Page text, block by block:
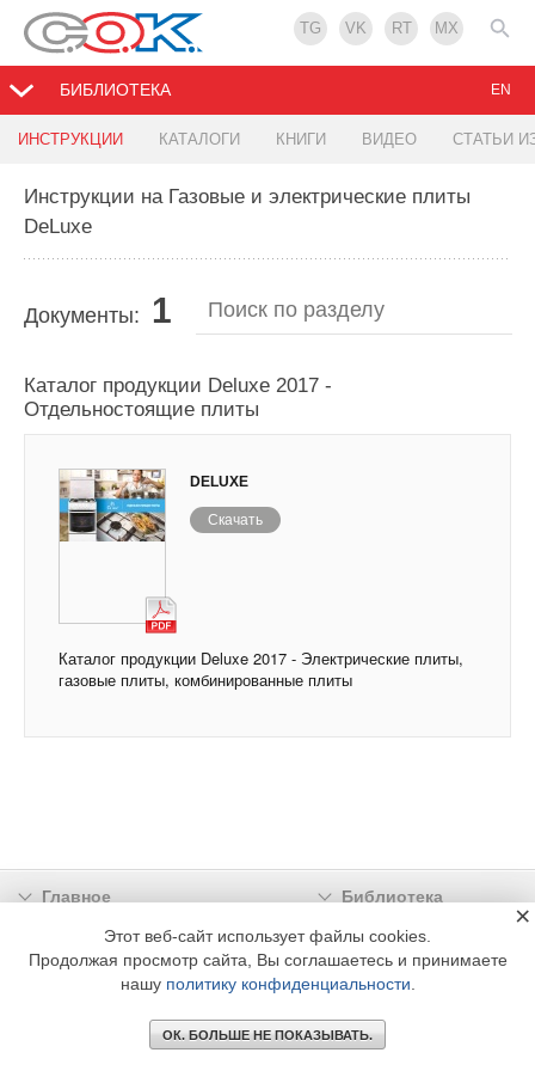
TG VK RT MX
БИБЛИОТЕКА
ИНСТРУКЦИИ КАТАЛОГИ КНИГИ ВИДЕО СТАТЬИ
EN
Инструкции на Газовые и электрические плиты
DeLuxe
Документы: 1
Каталог продукции Deluxe 2017 -
Отдельностоящие плиты
DELUXE
Скачать
Каталог продукции Deluxe 2017 - Электрические плиты,
газовые плиты, комбинированные плиты
Главное
Библиотека
Подписка
Реклама
Информация
Этот веб-сайт использует файлы cookies.
Продолжая просмотр сайта, Вы соглашаетесь и принимаете
нашу политику конфиденциальности
ОК. БОЛЬШЕ НЕ ПОКАЗЫВАТЬ.
×